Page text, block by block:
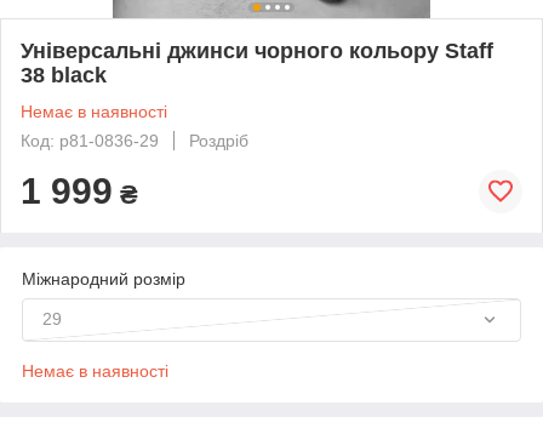
Універсальні джинси чорного кольору Staff
38 black
Немає в наявності
Код: p81-0836-29
Роздріб
1 999 ₴
Міжнародний розмір
29
Немає в наявності